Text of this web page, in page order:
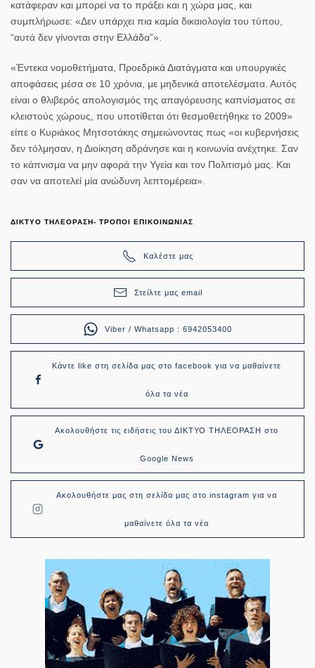
κατάφεραν και μπορεί να το πράξει και η χώρα μας, και
συμπλήρωσε: «Δεν υπάρχει πια καμία δικαιολογία του τύπου,
“αυτά δεν γίνονται στην Ελλάδα”».
«Έντεκα νομοθετήματα, Προεδρικά Διατάγματα και υπουργικές
αποφάσεις μέσα σε 10 χρόνια, με μηδενικά αποτελέσματα. Αυτός
είναι ο θλιβερός απολογισμός της απαγόρευσης καπνίσματος σε
κλειστούς χώρους, που υποτίθεται ότι θεσμοθετήθηκε το 2009»
είπε ο Κυριάκος Μητσοτάκης σημειώνοντας πως «οι κυβερνήσεις
δεν τόλμησαν, η Διοίκηση αδράνησε και η κοινωνία ανέχτηκε. Σαν
το κάπνισμα να μην αφορά την Υγεία και τον Πολιτισμό μας. Και
σαν να αποτελεί μία ανώδυνη λεπτομέρεια».
ΔΙΚΤΥΟ ΤΗΛΕΟΡΑΣΗ- ΤΡΟΠΟΙ ΕΠΙΚΟΙΝΩΝΙΑΣ
Καλέστε μας
Στείλτε μας email
Viber / Whatsapp : 6942053400
Κάντε like στη σελίδα μας στο facebook για να μαθαίνετε
όλα τα νέα
Ακολουθήστε τις ειδήσεις του ΔΙΚΤΥΟ ΤΗΛΕΟΡΑΣΗ στο
Google News
Ακολουθήστε μας στη σελίδα μας στο instagram για να
μαθαίνετε όλα τα νέα